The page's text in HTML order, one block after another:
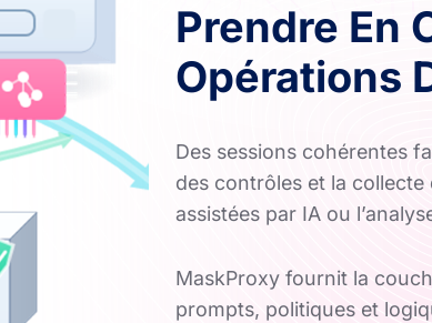
Prendre En
Opérations
Des sessions cohérentes
des contrôles et la
assistées par IA ou
MaskProxy fournit la
prompts, politiques et